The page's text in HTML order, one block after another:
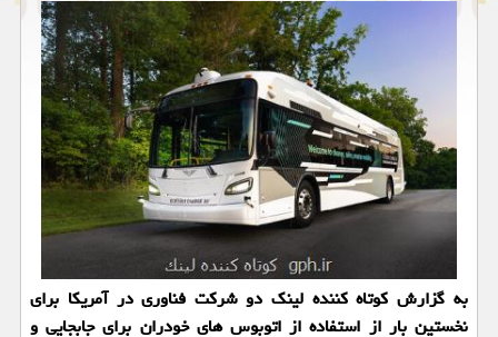
به گزارش کوتاه کننده لینک دو شرکت فناوری در آمریکا برای
نخستین بار از استفاده از اتوبوس های خودران برای جابجایی و